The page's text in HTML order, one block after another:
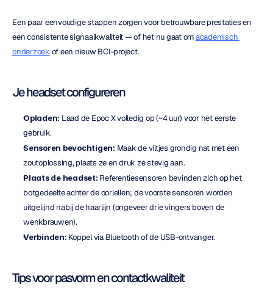
Een paar eenvoudige stappen zorgen voor betrouwbare prestaties en
een consistente signaalkwaliteit — of het nu gaat om academisch
onderzoek of een nieuw BCI-project.
Je headset configureren
Opladen: Laad de Epoc X volledig op (~4 uur) voor het eerste
gebruik.
Sensoren bevochtigen: Maak de viltjes grondig nat met een
zoutoplossing, plaats ze en druk ze stevig aan.
Plaats de headset: Referentiesensoren bevinden zich op het
botgedeelte achter de oorlellen; de voorste sensoren worden
uitgelijnd nabij de haarlijn (ongeveer drie vingers boven de
wenkbrauwen).
Verbinden: Koppel via Bluetooth of de USB-ontvanger.
Tips voor pasvorm en contactkwaliteit